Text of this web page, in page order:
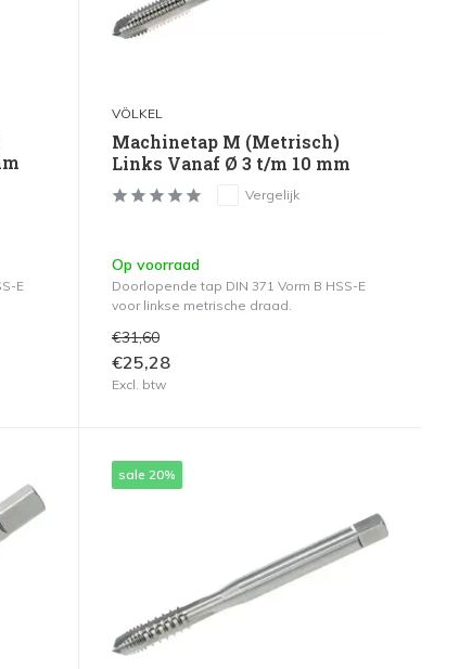
E
VÖLKEL
Machinetap M (Metrisch)
Links Vanaf Ø 3 t/m 10 mm
Vergelijk
Op voorraad
Doorlopende tap DIN 371 Vorm B HSS-E
voor linkse metrische draad.
€31,60
€25,28
Excl. btw
sale 20%